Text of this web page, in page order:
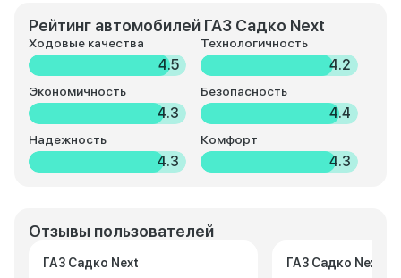
Рейтинг автомобилей ГАЗ Садко Next
Ходовые качества
4.5
Технологичность
4.2
Экономичность
4.3
Безопасность
4.4
Надежность
4.3
Комфорт
4.3
Отзывы пользователей
ГАЗ Садко Next ГАЗ Садко Next